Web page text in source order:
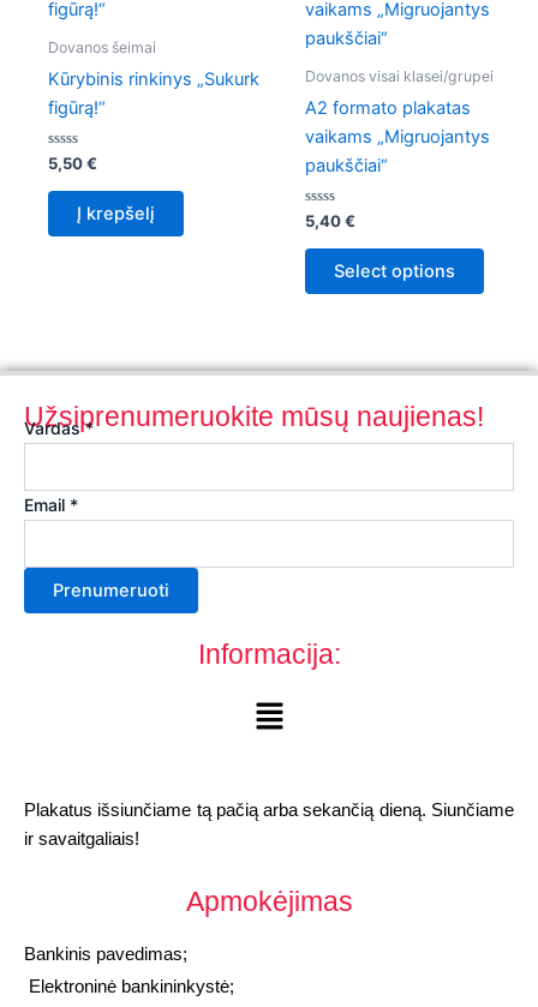
Dovanos šeimai
Kūrybinis rinkinys „Sukurk
figūrą!“
Įvertinimas:
iš
5,50€
Į krepšelį
Dovanos visai klasei/grupei
A2 formato plakatas
vaikams „Migruojantys
paukščiai“
Įvertinimas:
iš
5,40€
Select options
Užsiprenumeruokite mūsų naujienas!
Vardas*
Vardas
Email *
Prenumeruoti
Informacija:
Menu
Plakatus išsiunčiame tą pačią arba sekančią dieną. Siunčiame
ir savaitgaliais!
Apmokėjimas
Bankinis pavedimas;
Elektroninė bankininkystė;